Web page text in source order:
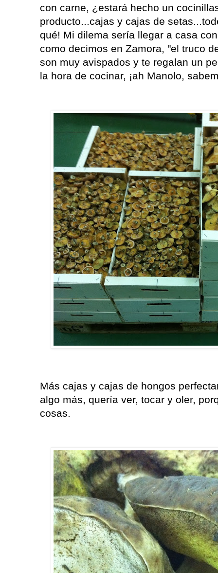
con carne, ¿estará hecho un
producto...cajas y cajas de
qué! Mi dilema sería llegar a casa
como decimos en Zamora, "el truco
son muy avispados y te regalan un
la hora de cocinar, ¡ah Manolo,
Más cajas y cajas de hongos
algo más, quería ver, tocar y oler,
cosas.